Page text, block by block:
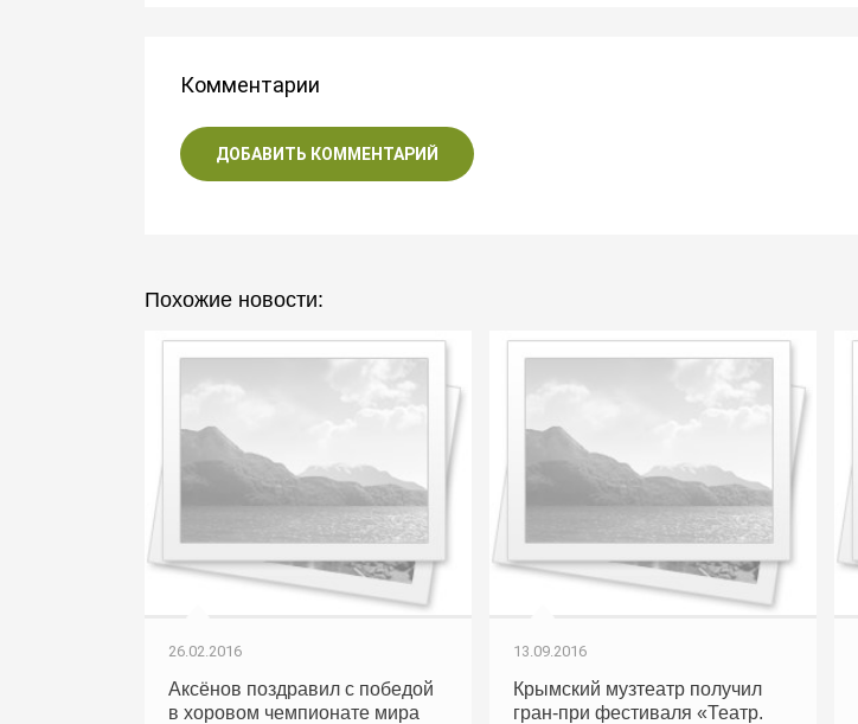
Комментарии
ДОБАВИТЬ КОММЕНТАРИЙ
Похожие новости:
26.02.2016
Аксёнов поздравил с победой
в хоровом чемпионате мира
13.09.2016
Крымский музтеатр получил
гран-при фестиваля «Театр.